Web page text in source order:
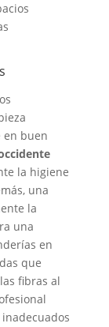
en buen
la higiene
una
la
una
en
que
fibras al